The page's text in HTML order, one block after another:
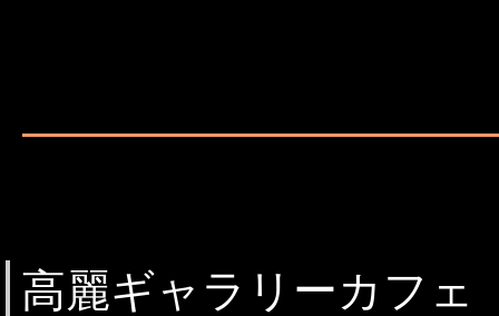
高麗ギャラリーカフェ